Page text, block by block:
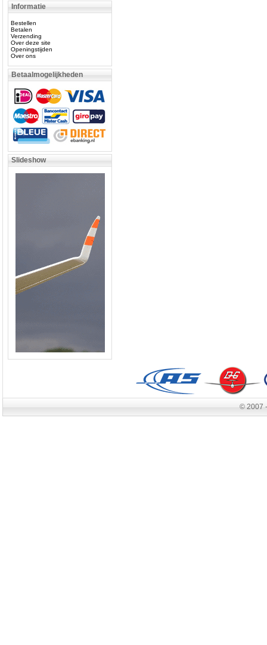
Informatie
Bestellen
Betalen
Verzending
Over deze site
Openingstijden
Over ons
Betaalmogelijkheden
Slideshow
© 2007